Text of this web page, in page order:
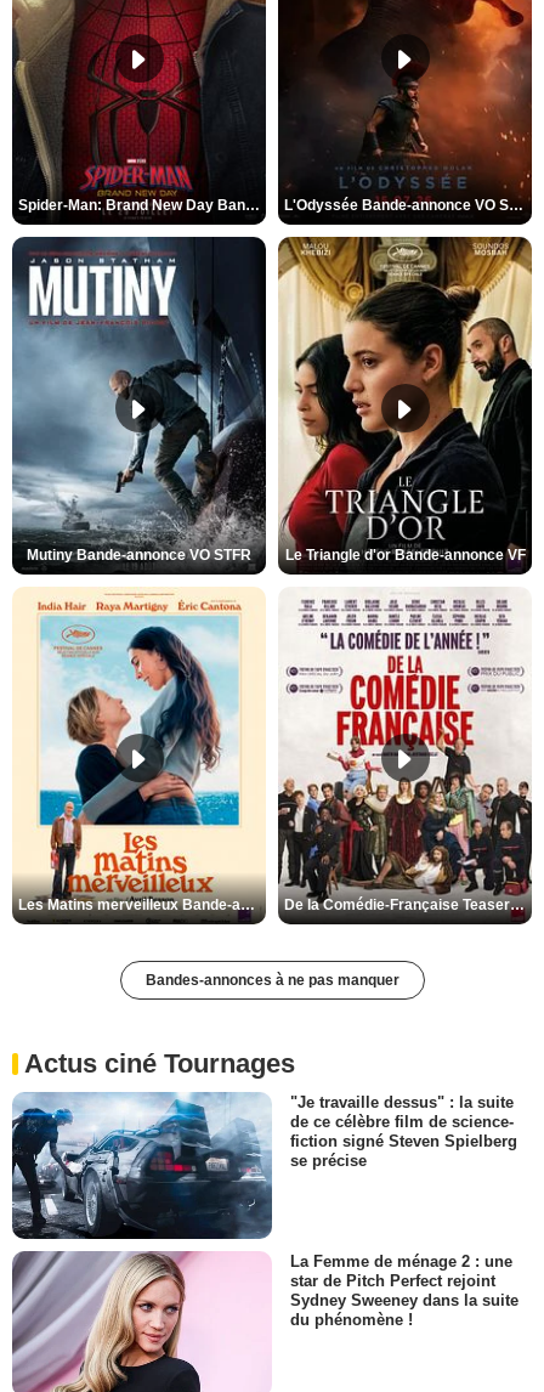
Spider-Man: Brand New Day Bande-annonce VO STFR L'Odyssée Bande-annonce VO STFR
Mutiny Bande-annonce VO STFR Le Triangle d'or Bande-annonce VF
Les Matins merveilleux Bande-annonce VF De la Comédie-Française Teaser VF
Bandes-annonces à ne pas manquer
Actus ciné Tournages
"Je travaille dessus" : la suite
de ce célèbre film de science-
fiction signé Steven Spielberg
se précise
La Femme de ménage 2 : une
star de Pitch Perfect rejoint
Sydney Sweeney dans la suite
du phénomène !